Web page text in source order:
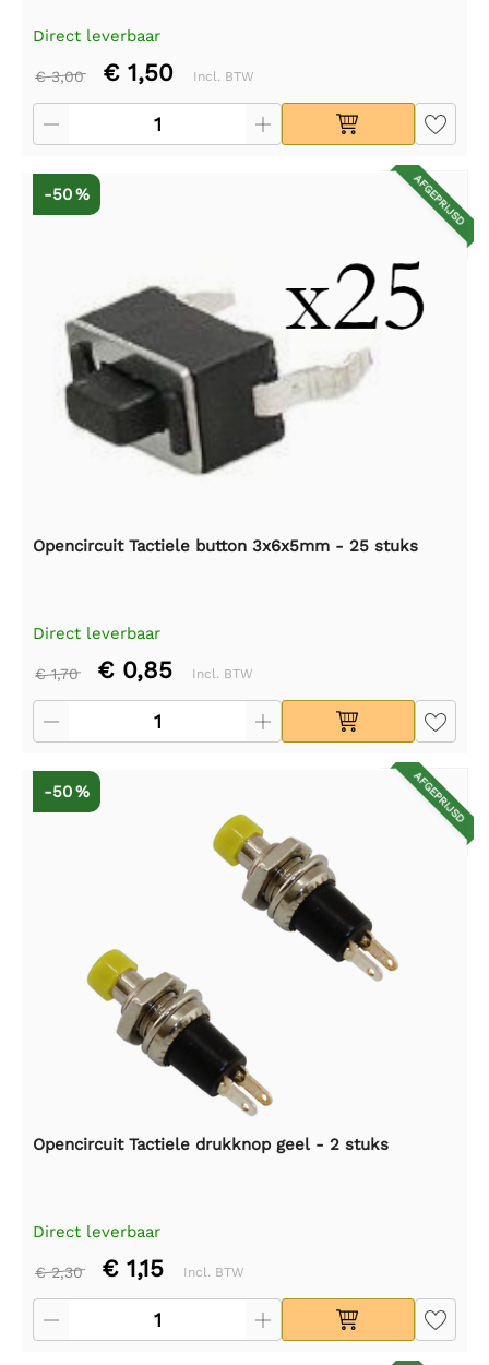
Direct leverbaar
€ 3,00 € 1,50 Incl. BTW
AFGEPRIJSD
-50 %
Opencircuit Tactiele button 3x6x5mm - 25 stuks
Direct leverbaar
€ 1,70 € 0,85 Incl. BTW
AFGEPRIJSD
-50 %
Opencircuit Tactiele drukknop geel - 2 stuks
Direct leverbaar
€ 2,30 € 1,15 Incl. BTW